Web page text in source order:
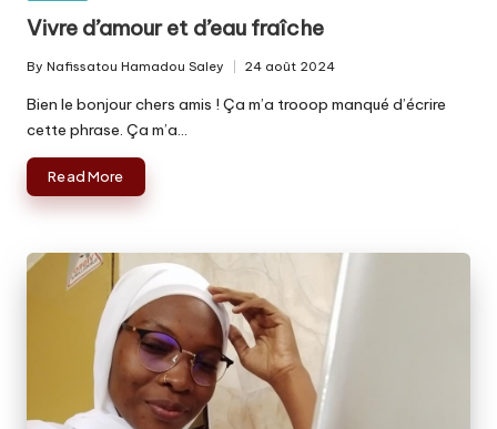
Vivre d’amour et d’eau fraîche
Posted
by
By Nafissatou Hamadou Saley 24 août 2024
Bien le bonjour chers amis ! Ça m’a trooop manqué d’écrire
cette phrase. Ça m’a…
Read More